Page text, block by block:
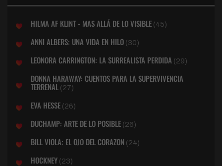
HILMA AF KLINT - MAS ALLÁ DE LO VISIBLE (45)
ANNI ALBERS: UNA VIDA EN HILO (30)
LEONORA CARRINGTON: LA SURREALISTA PERDIDA (29)
DONNA HARAWAY: CUENTOS PARA LA SUPERVIVENCIA
TERRENAL (27)
EVA HESSE (26)
DUCHAMP: ARTE DE LO POSIBLE (26)
BILL VIOLA: EL OJO DEL CORAZON (24)
HOCKNEY (23)